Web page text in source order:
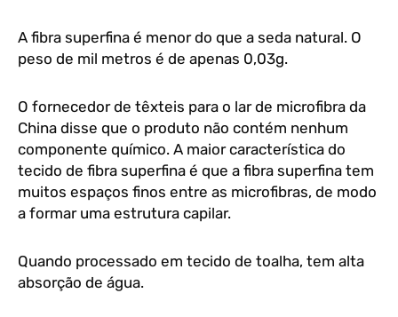
A fibra superfina é menor do que a seda natural. O
peso de mil metros é de apenas 0,03g.
O fornecedor de têxteis para o lar de microfibra da
China disse que o produto não contém nenhum
componente químico. A maior característica do
tecido de fibra superfina é que a fibra superfina tem
muitos espaços finos entre as microfibras, de modo
a formar uma estrutura capilar.
Quando processado em tecido de toalha, tem alta
absorção de água.